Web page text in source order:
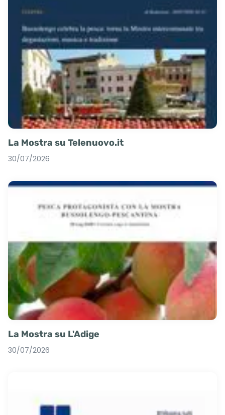
La Mostra su Telenuovo.it
30/07/2026
La Mostra su L'Adige
30/07/2026